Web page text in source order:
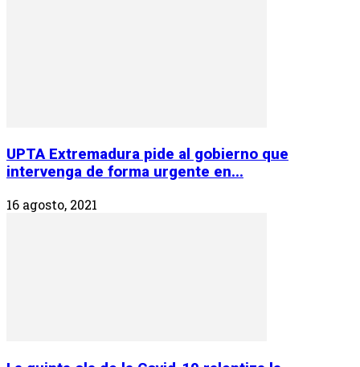
UPTA Extremadura pide al gobierno que
intervenga de forma urgente en...
16 agosto, 2021